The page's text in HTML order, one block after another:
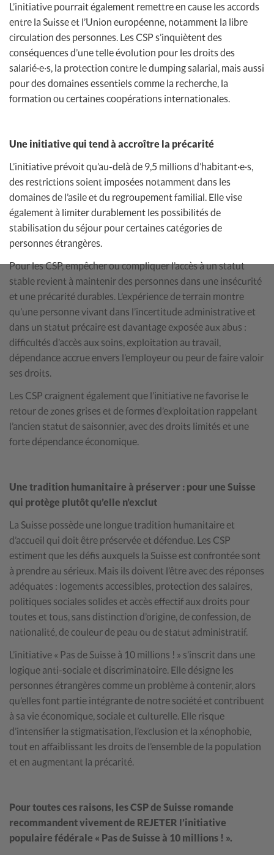
L’initiative pourrait également remettre en cause les accords
entre la Suisse et l’Union européenne, notamment la libre
circulation des personnes. Les CSP s’inquiètent des
conséquences d’une telle évolution pour les droits des
salarié·e·s, la protection contre le dumping salarial, mais aussi
pour des domaines essentiels comme la recherche, la
formation ou certaines coopérations internationales.
Une initiative qui tend à accroître la précarité
L’initiative prévoit qu’au-delà de 9,5 millions d’habitant·e·s,
des restrictions soient imposées notamment dans les
domaines de l’asile et du regroupement familial. Elle vise
également à limiter durablement les possibilités de
stabilisation du séjour pour certaines catégories de
personnes étrangères.
Pour les CSP, empêcher ou compliquer l’accès à un statut
stable revient à maintenir des personnes dans une insécurité
et une précarité durables. L’expérience de terrain montre
qu’une personne vivant dans l’incertitude administrative et
dans un statut précaire est davantage exposée aux abus :
difficultés d’accès aux soins, exploitation au travail,
dépendance accrue envers l’employeur ou peur de faire valoir
ses droits.
Les CSP craignent également que l’initiative ne favorise le
retour de zones grises et de formes d’exploitation rappelant
l’ancien statut de saisonnier, avec des droits limités et une
forte dépendance économique.
Une tradition humanitaire à préserver : pour une Suisse
qui protège plutôt qu’elle n’exclut
La Suisse possède une longue tradition humanitaire et
d’accueil qui doit être préservée et défendue. Les CSP
estiment que les défis auxquels la Suisse est confrontée sont
à prendre au sérieux. Mais ils doivent l’être avec des réponses
adéquates : logements accessibles, protection des salaires,
politiques sociales solides et accès effectif aux droits pour
toutes et tous, sans distinction d’origine, de confession, de
nationalité, de couleur de peau ou de statut administratif.
L’initiative « Pas de Suisse à 10 millions ! » s’inscrit dans une
logique anti-sociale et discriminatoire. Elle désigne les
personnes étrangères comme un problème à contenir, alors
qu’elles font partie intégrante de notre société et contribuent
à sa vie économique, sociale et culturelle. Elle risque
d’intensifier la stigmatisation, l’exclusion et la xénophobie,
tout en affaiblissant les droits de l’ensemble de la population
et en augmentant la précarité.
Pour toutes ces raisons, les CSP de Suisse romande
recommandent vivement de REJETER l’initiative
populaire fédérale « Pas de Suisse à 10 millions ! ».